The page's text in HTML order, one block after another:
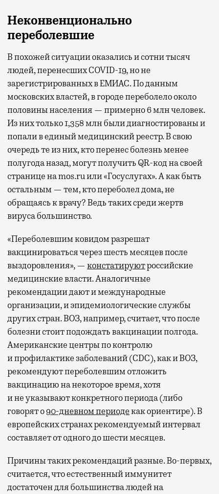
Неконвенционально
переболевшие
В похожей ситуации оказались и сотни тысяч
людей, перенесших COVID-19, но не
зарегистрированных в ЕМИАС. По данным
московских властей, в городе переболело около
половины населения — примерно 6 млн человек.
Из них только 1,358 млн были диагностированы и
попали в единый медицинский реестр. В свою
очередь те из них, кто перенес болезнь менее
полугода назад, могут получить QR-код на своей
странице на mos.ru или «Госуслугах». А как быть
остальным — тем, кто переболел дома, не
обращаясь к врачу? Ведь таких среди жертв
вируса большинство.
«Переболевшим ковидом разрешат
вакцинироваться через шесть месяцев после
выздоровления», — констатируютроссийские
медицинские власти. Аналогичные
рекомендации дают и международные
организации, и эпидемиологические службы
других стран. ВОЗ, например, считает, что после
болезни стоит подождать вакцинации полгода.
Американские центры по контролю
и профилактике заболеваний (CDC), как и ВОЗ,
рекомендуют переболевшим отложить
вакцинацию на некоторое время, хотя
и не указывают конкретного периода (либо
говорят о90-дневном периодекак ориентире). В
европейских странах рекомендуемый интервал
составляет от одного до шести месяцев.
Причины таких рекомендаций разные. Во-первых,
считается, что естественный иммунитет
достаточен для большинства людей на